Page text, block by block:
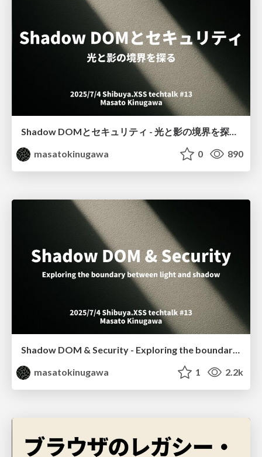
Shadow DOMとセキュリティ - 光と影の境界を探る / Shibuya.XSS techtalk #13
masatokinugawa
0 890
masatokinugawa
1 2.2k